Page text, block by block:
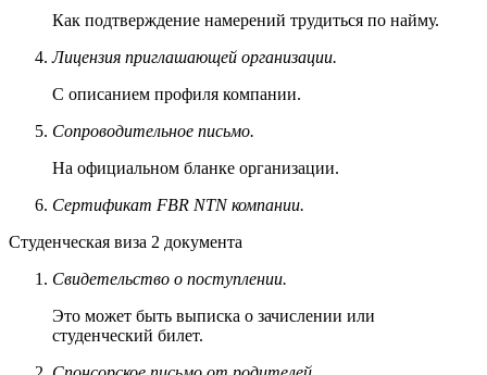
Как подтверждение намерений трудиться по найму.
Лицензия приглашающей организации.
С описанием профиля компании.
Сопроводительное письмо.
На официальном бланке организации.
Сертификат FBR NTN компании.
Студенческая виза 2 документа
Свидетельство о поступлении.
Это может быть выписка о зачислении или
студенческий билет.